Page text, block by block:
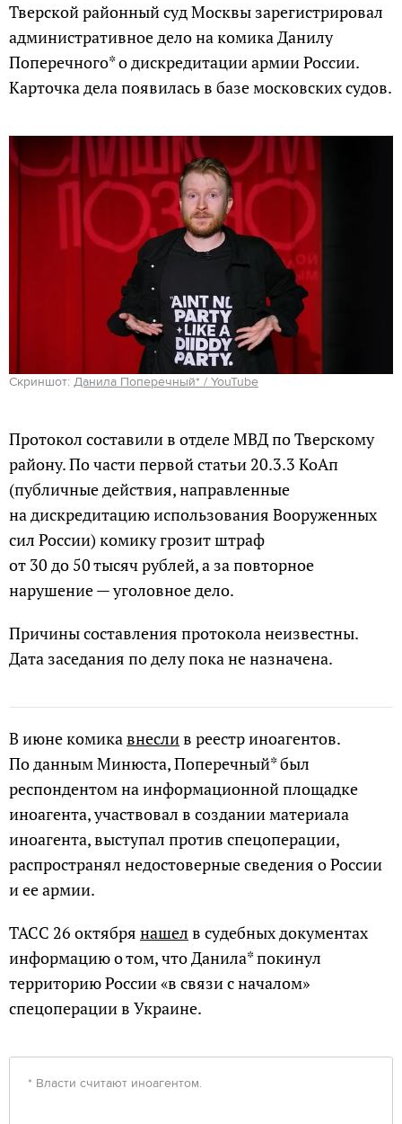
Тверской районный суд Москвы зарегистрировал
административное дело на комика Данилу
Поперечного* о дискредитации армии России.
Карточка дела появилась в базе московских судов.
Скриншот: Данила Поперечный* / YouTube
Протокол составили в отделе МВД по Тверскому
району. По части первой статьи 20.3.3 КоАп
(публичные действия, направленные
на дискредитацию использования Вооруженных
сил России) комику грозит штраф
от 30 до 50 тысяч рублей, а за повторное
нарушение — уголовное дело.
Причины составления протокола неизвестны.
Дата заседания по делу пока не назначена.
В июне комикавнеслив реестр иноагентов.
По данным Минюста, Поперечный* был
респондентом на информационной площадке
иноагента, участвовал в создании материала
иноагента, выступал против спецоперации,
распространял недостоверные сведения о России
и ее армии.
ТАСС 26 октября нашел в судебных документах
информацию о том, что Данила* покинул
территорию России «в связи с началом»
спецоперации в Украине.
* Власти считают иноагентом.